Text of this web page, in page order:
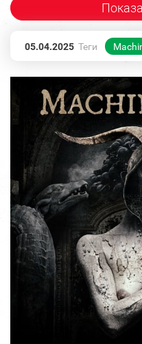
05.04.2025 Теги